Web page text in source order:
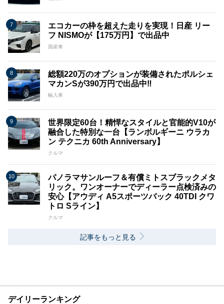
エコカーの枠を超えた走りを実現！日産 リー
フ NISMOが【175万円】で出品中
国産車
総額220万のオプションが装備されたポルシェ
マカンSが390万円で出品中‼
輸入車
世界限定60台！精悍なスタイルと官能的V10が
融合した特別な一台【ランボルギーニ ウラカ
ン テクニカ 60th Anniversary】
クルマ
パノラマサンルーフ＆有償ミトスブラックメタ
リック。ワンオーナーでディーラー点検済みの
安心【アウディ A5スポーツバック 40TDI クワ
トロ Sライン】
クルマ
記事をもっと見る
デイリーランキング